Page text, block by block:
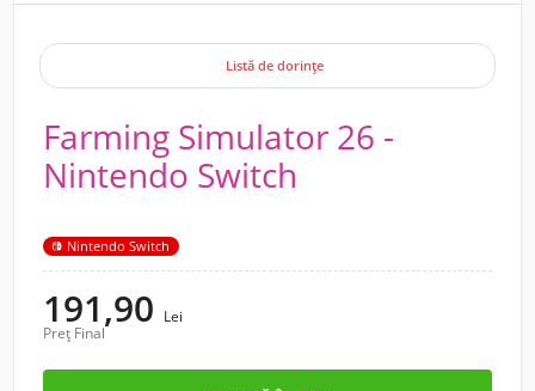
Listă de dorințe
Farming Simulator 26 -
Nintendo Switch
Nintendo Switch
191,90 Lei
Preț Final